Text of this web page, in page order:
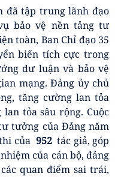
đã tập trung lãnh đạo
bảo vệ nền tảng tư
toàn, Ban Chỉ đạo 35
biến tích cực trong
dư luận và bảo vệ
mạng. Đảng ủy chủ
tăng cường lan tỏa
tỏa sâu rộng. Cuộc
tưởng của Đảng năm
của 952 tác giả, góp
của cán bộ, đảng
quan điểm sai trái,